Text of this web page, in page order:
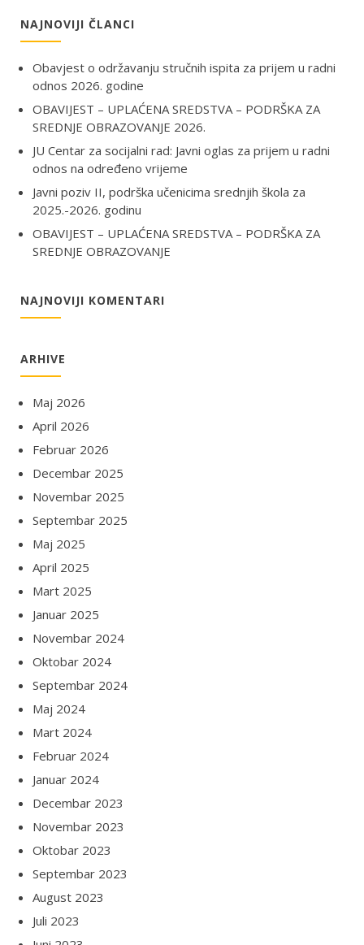
NAJNOVIJI ČLANCI
Obavjest o održavanju stručnih ispita za prijem u radni
odnos 2026. godine
OBAVIJEST – UPLAĆENA SREDSTVA – PODRŠKA ZA
SREDNJE OBRAZOVANJE 2026.
JU Centar za socijalni rad: Javni oglas za prijem u radni
odnos na određeno vrijeme
Javni poziv II, podrška učenicima srednjih škola za
2025.-2026. godinu
OBAVIJEST – UPLAĆENA SREDSTVA – PODRŠKA ZA
SREDNJE OBRAZOVANJE
NAJNOVIJI KOMENTARI
ARHIVE
Maj 2026
April 2026
Februar 2026
Decembar 2025
Novembar 2025
Septembar 2025
Maj 2025
April 2025
Mart 2025
Januar 2025
Novembar 2024
Oktobar 2024
Septembar 2024
Maj 2024
Mart 2024
Februar 2024
Januar 2024
Decembar 2023
Novembar 2023
Oktobar 2023
Septembar 2023
August 2023
Juli 2023